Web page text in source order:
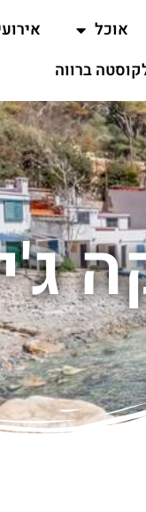
אוכל
ברווה